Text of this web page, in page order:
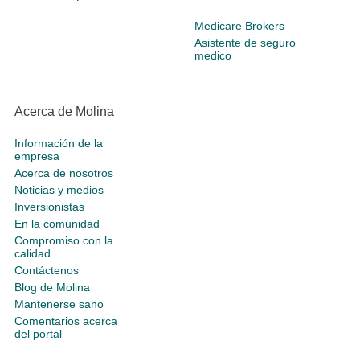
Medicare Brokers
Asistente de seguro
medico
Acerca de Molina
Información de la
empresa
Acerca de nosotros
Noticias y medios
Inversionistas
En la comunidad
Compromiso con la
calidad
Contáctenos
Blog de Molina
Mantenerse sano
Comentarios acerca
del portal